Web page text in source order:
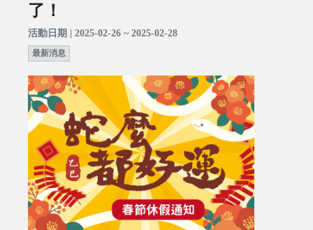
了！
活動日期 | 2025-02-26 ~ 2025-02-28
最新消息